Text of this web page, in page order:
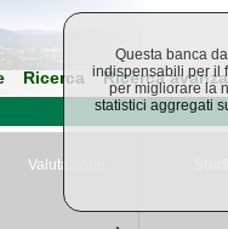
Ricerca Ricerca
Valutazione
Questa banca
indispensabili per il
per migliorare la
statistici aggregati